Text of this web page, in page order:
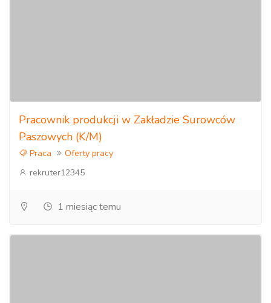
Pracownik produkcji w Zakładzie Surowców
Paszowych (K/M)
Praca
Oferty pracy
rekruter12345
1 miesiąc temu